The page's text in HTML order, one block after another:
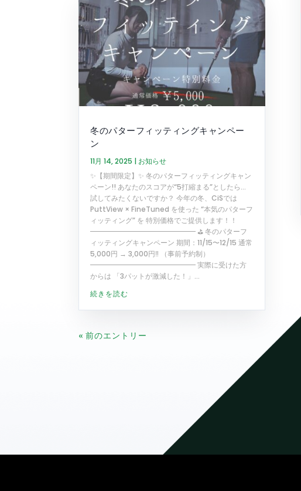
冬のパターフィッティングキャンペー
ン
11月 14, 2025 | お知らせ
✨【期間限定】✨ 冬のパターフィッティングキャン
ペーン!! あなたのスコアが“5打縮まる”としたら…
試してみたくないですか？ 今年の冬、CiSでは
PuttView × FineTuned を使った “本気のパターフ
ィッティング” を 特別価格でご提供します！！
━━━━━━━━━━━━━━━ ⛳ 冬のパターフ
ィッティングキャンペーン 期間：11/15〜12/15 通常
5,000円 → 3,000円‼️ （事前予約制）
━━━━━━━━━━━━━━━ 実際に受けた方
からは 「3パットが激減した！」...
続きを読む
« 前のエントリー